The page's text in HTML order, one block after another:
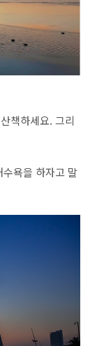
책하세요. 그리
욕을 하자고 말